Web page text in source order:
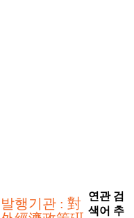
발행기관 : 對
연관 검
색어 추